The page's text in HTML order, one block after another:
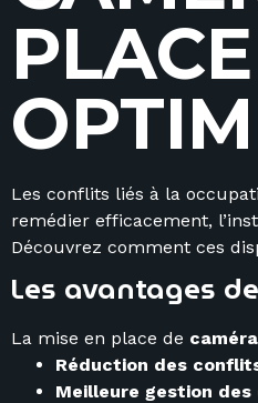
PLACE
OPTIM
Les conflits liés à la
remédier efficacement,
Découvrez comment ces
Les avantages
La mise en place de
Réduction des
Meilleure gestion des